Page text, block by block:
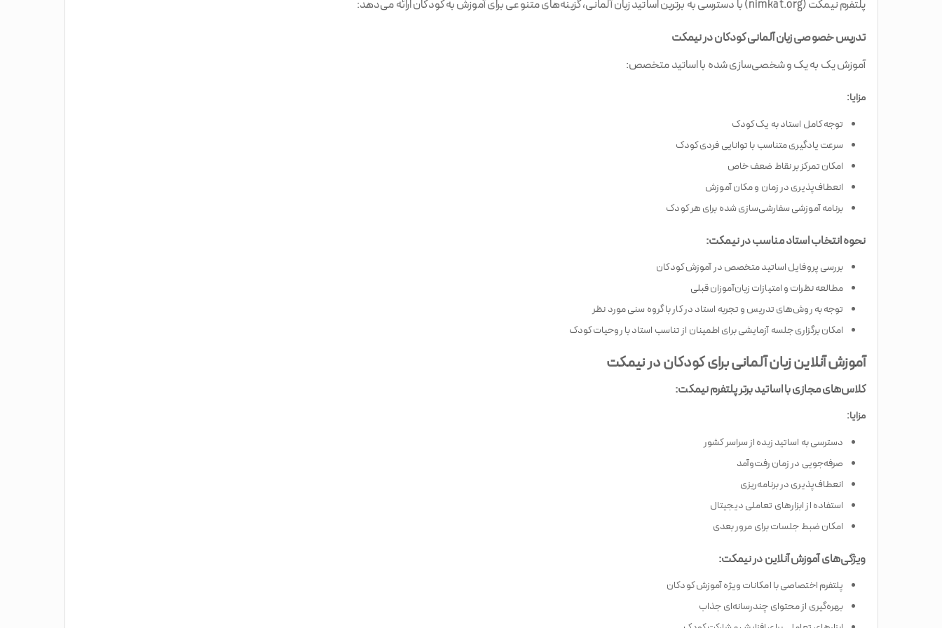
پلتفرم نیمکت (nimkat.org) با دسترسی به برترین اساتید زبان آلمانی، گزینه‌های متنوعی برای آموزش به کودکان ارائه می‌دهد:
تدریس خصوصی زبان آلمانی کودکان در نیمکت
آموزش یک به یک و شخصی‌سازی شده با اساتید متخصص:
مزایا:
توجه کامل استاد به یک کودک
سرعت یادگیری متناسب با توانایی فردی کودک
امکان تمرکز بر نقاط ضعف خاص
انعطاف‌پذیری در زمان و مکان آموزش
برنامه آموزشی سفارشی‌سازی شده برای هر کودک
نحوه انتخاب استاد مناسب در نیمکت:
بررسی پروفایل اساتید متخصص در آموزش کودکان
مطالعه نظرات و امتیازات زبان‌آموزان قبلی
توجه به روش‌های تدریس و تجربه استاد در کار با گروه سنی مورد نظر
امکان برگزاری جلسه آزمایشی برای اطمینان از تناسب استاد با روحیات کودک
آموزش آنلاین زبان آلمانی برای کودکان در نیمکت
کلاس‌های مجازی با اساتید برتر پلتفرم نیمکت:
مزایا:
دسترسی به اساتید زبده از سراسر کشور
صرفه‌جویی در زمان رفت‌وآمد
انعطاف‌پذیری در برنامه‌ریزی
استفاده از ابزارهای تعاملی دیجیتال
امکان ضبط جلسات برای مرور بعدی
ویژگی‌های آموزش آنلاین در نیمکت:
پلتفرم اختصاصی با امکانات ویژه آموزش کودکان
بهره‌گیری از محتوای چندرسانه‌ای جذاب